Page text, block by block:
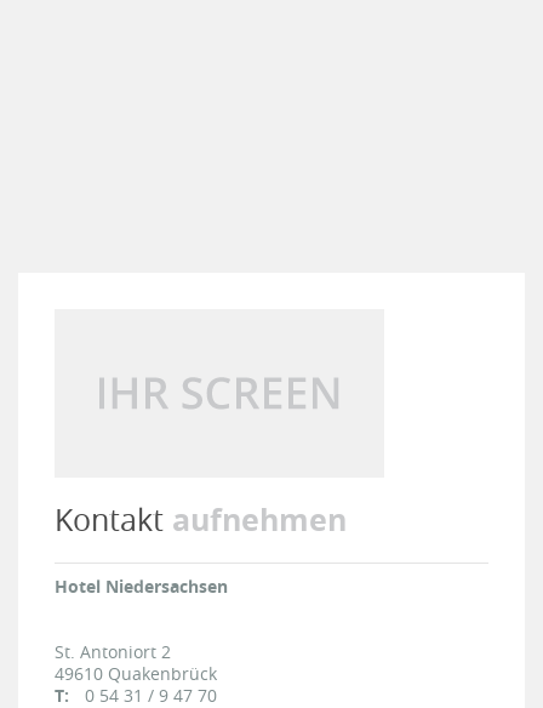
Kontakt aufnehmen
Hotel Niedersachsen
St. Antoniort 2
49610 Quakenbrück
T:
0 54 31 / 9 47 70